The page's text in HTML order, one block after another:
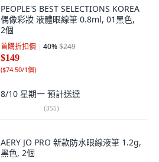
PEOPLE'S BEST SELECTIONS KOREA
偶像彩妝 液體眼線筆 0.8ml, 01黑色,
2個
首購折扣價 40%$249
$149
($74.50/1個)
8/10 星期一 預計送達
(355)
AERY JO PRO 新款防水眼線液筆 1.2g,
黑色, 2個